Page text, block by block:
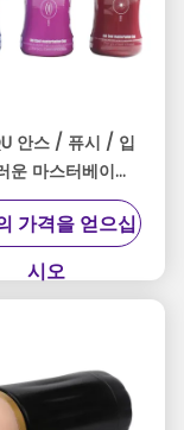
안스 / 퓨시 / 입
운 마스터베이터
TPR+PP 남성용
가격을 얻으십
시오